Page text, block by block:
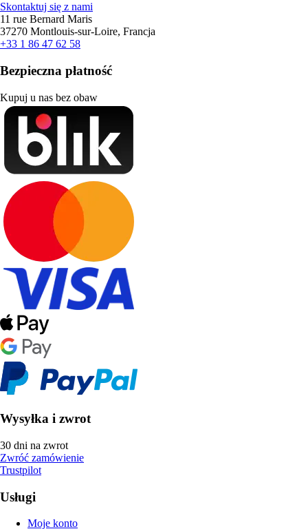
Skontaktuj się z nami
11 rue Bernard Maris
37270 Montlouis-sur-Loire, Francja
+33 1 86 47 62 58
Bezpieczna płatność
Kupuj u nas bez obaw
Wysyłka i zwrot
30 dni na zwrot
Zwróć zamówienie
Trustpilot
Usługi
Moje konto